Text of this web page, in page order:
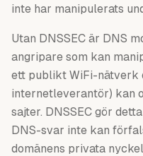
inte har manipulerats
Utan DNSSEC är DNS
angripare som kan
ett publikt WiFi-nätverk
internetleverantör) kan
sajter. DNSSEC gör
DNS-svar inte kan
domänens privata